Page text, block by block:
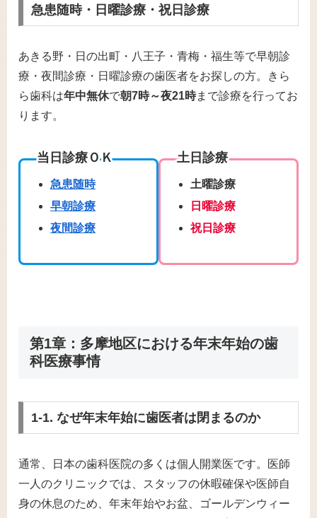
急患随時・日曜診療・祝日診療
あきる野・日の出町・八王子・青梅・福生等で早朝診
療・夜間診療・日曜診療の歯医者をお探しの方。きら
ら歯科は年中無休で朝7時～夜21時まで診療を行ってお
ります。
当日診療ＯＫ
急患随時
早朝診療
夜間診療
土日診療
土曜診療
日曜診療
祝日診療
第1章：多摩地区における年末年始の歯
科医療事情
1-1. なぜ年末年始に歯医者は閉まるのか
通常、日本の歯科医院の多くは個人開業医です。医師
一人のクリニックでは、スタッフの休暇確保や医師自
身の休息のため、年末年始やお盆、ゴールデンウィー